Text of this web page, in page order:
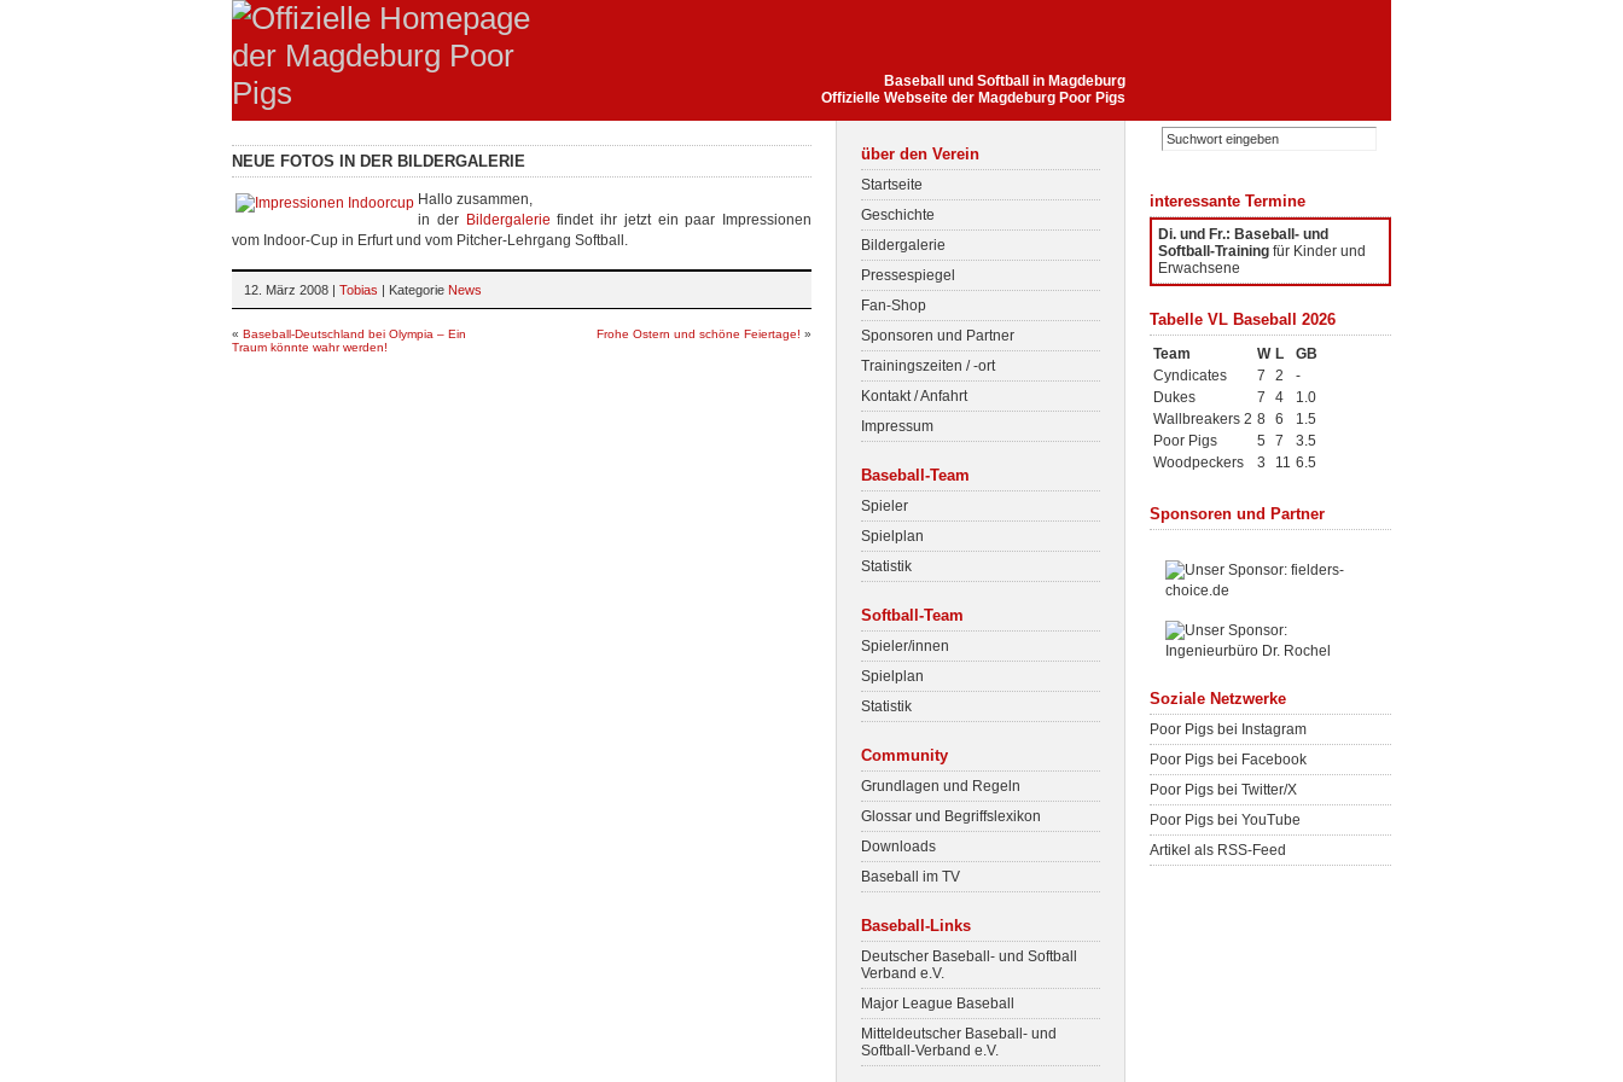
Baseball und Softball in Magdeburg
Offizielle Webseite der Magdeburg Poor Pigs
NEUE FOTOS IN DER BILDERGALERIE
Hallo zusammen,
in der Bildergalerie findet ihr jetzt ein paar Impressionen
vom Indoor-Cup in Erfurt und vom Pitcher-Lehrgang Softball.
12. März 2008 | Tobias | Kategorie News
« Baseball-Deutschland bei Olympia – Ein
Traum könnte wahr werden!
Frohe Ostern und schöne Feiertage! »
über den Verein
Startseite
Geschichte
Bildergalerie
Pressespiegel
Fan-Shop
Sponsoren und Partner
Trainingszeiten / -ort
Kontakt / Anfahrt
Impressum
Baseball-Team
Spieler
Spielplan
Statistik
Softball-Team
Spieler/innen
Spielplan
Statistik
Community
Grundlagen und Regeln
Glossar und Begriffslexikon
Downloads
Baseball im TV
Baseball-Links
Deutscher Baseball- und Softball
Verband e.V.
Major League Baseball
Mitteldeutscher Baseball- und
Softball-Verband e.V.
interessante Termine
Di. und Fr.: Baseball- und
Softball-Training für Kinder und
Erwachsene
Tabelle VL Baseball 2026
Team W L
GB
Cyndicates
7 2
-
Dukes
7 4
1.0
Wallbreakers 2 8 6
1.5
Poor Pigs
5 7
3.5
Woodpeckers
3 11 6.5
Sponsoren und Partner
Soziale Netzwerke
Poor Pigs bei Instagram
Poor Pigs bei Facebook
Poor Pigs bei Twitter/X
Poor Pigs bei YouTube
Artikel als RSS-Feed